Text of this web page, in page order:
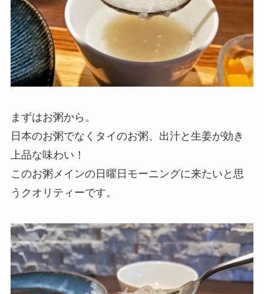
まずはお粥から。
日本のお粥でなくタイのお粥、出汁と生姜が効き
上品な味わい！
このお粥メインの日曜日モーニングに来たいと思
うクオリティーです。